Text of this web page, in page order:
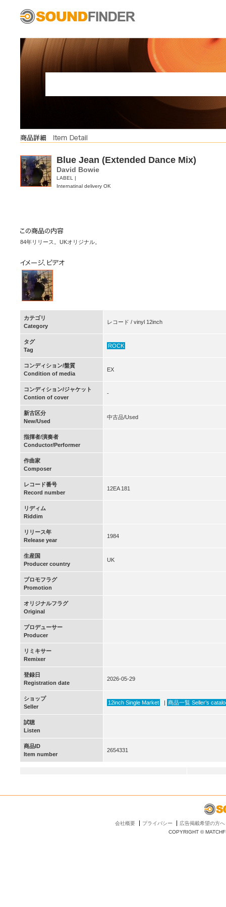
Blue Jean (Extended Dance Mix)
David Bowie
LABEL |
Internatinal delivery OK
84年リリース。UKオリジナル。
カテゴリ
Category
レコード / vinyl 12inch
タグ
Tag
ROCK
コンディション/盤質
Condition of media
EX
コンディション/ジャケット
Contion of cover
-
新古区分
New/Used
中古品/Used
指揮者/演奏者
Conductor/Performer
作曲家
Composer
レコード番号
Record number
12EA 181
リディム
Riddim
リリース年
Release year
1984
生産国
Producer country
UK
プロモフラグ
Promotion
オリジナルフラグ
Original
プロデューサー
Producer
リミキサー
Remixer
登録日
Registration date
2026-05-29
ショップ
Seller
12inch Single Market | 商品一覧 Seller’s
試聴
Listen
商品ID
Item number
2654331
会社概要 プライバシー
広告掲載希望の方へ
COPYRIGHT ©